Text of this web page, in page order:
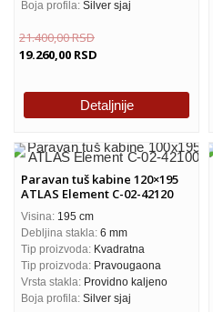
Boja profila: Silver sjaj
21.400,00RSD
19.260,00 RSD
Detaljnije
Paravan tuš kabine 120×195
ATLAS Element C-02-42120
Visina: 195 cm
Debljina stakla: 6 mm
Tip proizvoda: Kvadratna
Tip proizvoda: Pravougaona
Vrsta stakla: Providno kaljeno
Boja profila: Silver sjaj